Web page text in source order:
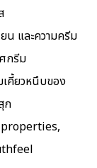
และความครีม
กรีม
เคี้ยวหนึบของ
ก
properties,